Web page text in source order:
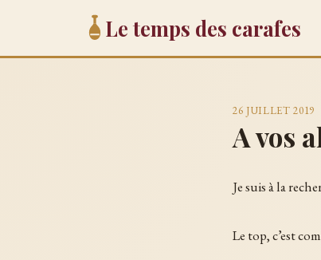
Le temps des carafes
26 JUILLET 2019
A vos
Je suis à la
Le top, c’est